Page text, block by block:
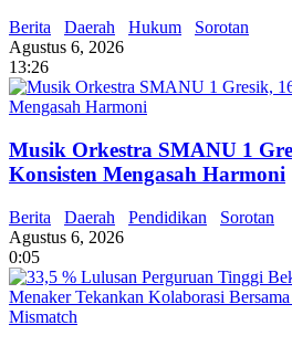
Berita Daerah Hukum
Sorotan
Agustus 6, 2026
13:26
Musik Orkestra SMANU 1
Konsisten Mengasah Harmoni
Berita Daerah Pendidikan
Sorotan
Agustus 6, 2026
0:05